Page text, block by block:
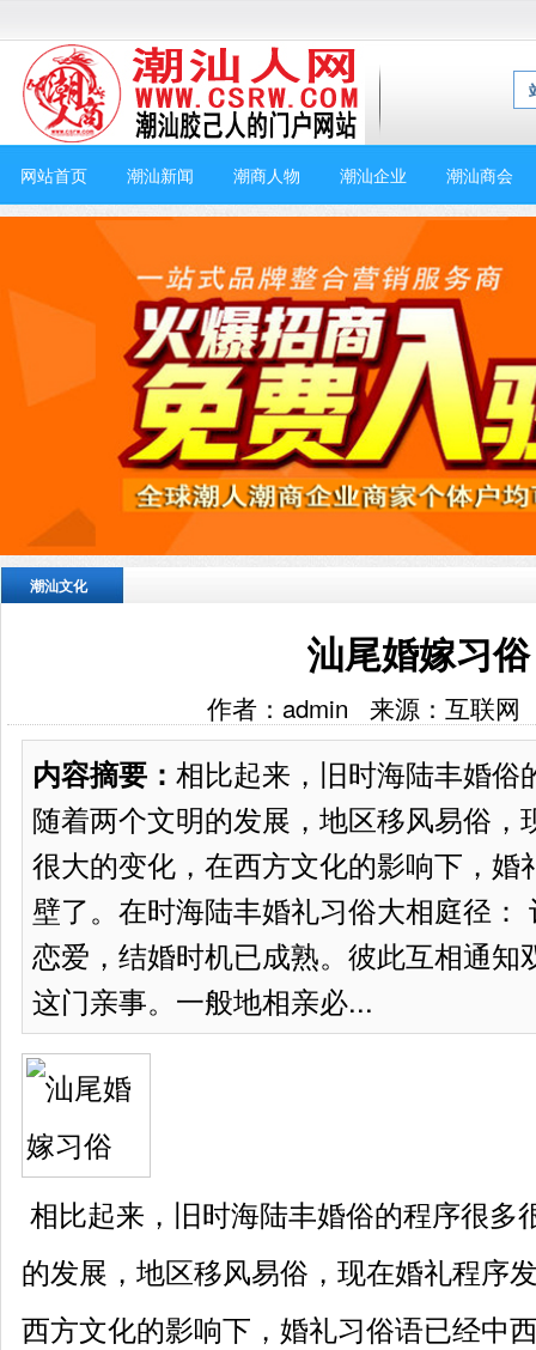
网站首页 潮汕新闻 潮商人物 潮汕企业 潮汕商会
潮汕文化
汕尾婚嫁习俗
作者：admin 来源：互联
内容摘要： 相比起来，旧时海陆丰婚俗
随着两个文明的发展，地区移风易俗，
很大的变化，在西方文化的影响下，婚
壁了。在时海陆丰婚礼习俗大相庭径：
恋爱，结婚时机已成熟。彼此互相通知
这门亲事。一般地相亲必...
相比起来，旧时海陆丰婚俗的程序很多
的发展，地区移风易俗，现在婚礼程序
西方文化的影响下，婚礼习俗语已经中